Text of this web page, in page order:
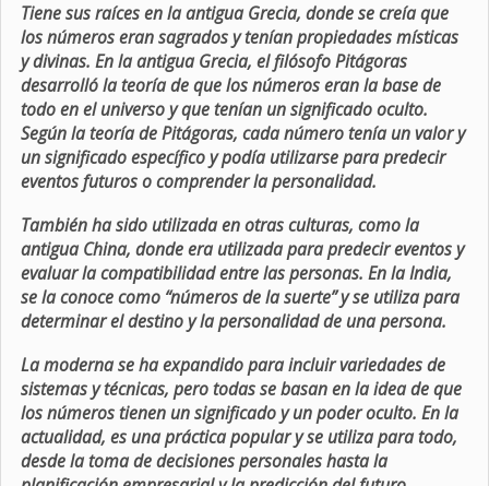
Tiene sus raíces en la antigua Grecia, donde se creía que
los números eran sagrados y tenían propiedades místicas
y divinas. En la antigua Grecia, el filósofo Pitágoras
desarrolló la teoría de que los números eran la base de
todo en el universo y que tenían un significado oculto.
Según la teoría de Pitágoras, cada número tenía un valor y
un significado específico y podía utilizarse para predecir
eventos futuros o comprender la personalidad.
También ha sido utilizada en otras culturas, como la
antigua China, donde era utilizada para predecir eventos y
evaluar la compatibilidad entre las personas. En la India,
se la conoce como “números de la suerte” y se utiliza para
determinar el destino y la personalidad de una persona.
La moderna se ha expandido para incluir variedades de
sistemas y técnicas, pero todas se basan en la idea de que
los números tienen un significado y un poder oculto. En la
actualidad, es una práctica popular y se utiliza para todo,
desde la toma de decisiones personales hasta la